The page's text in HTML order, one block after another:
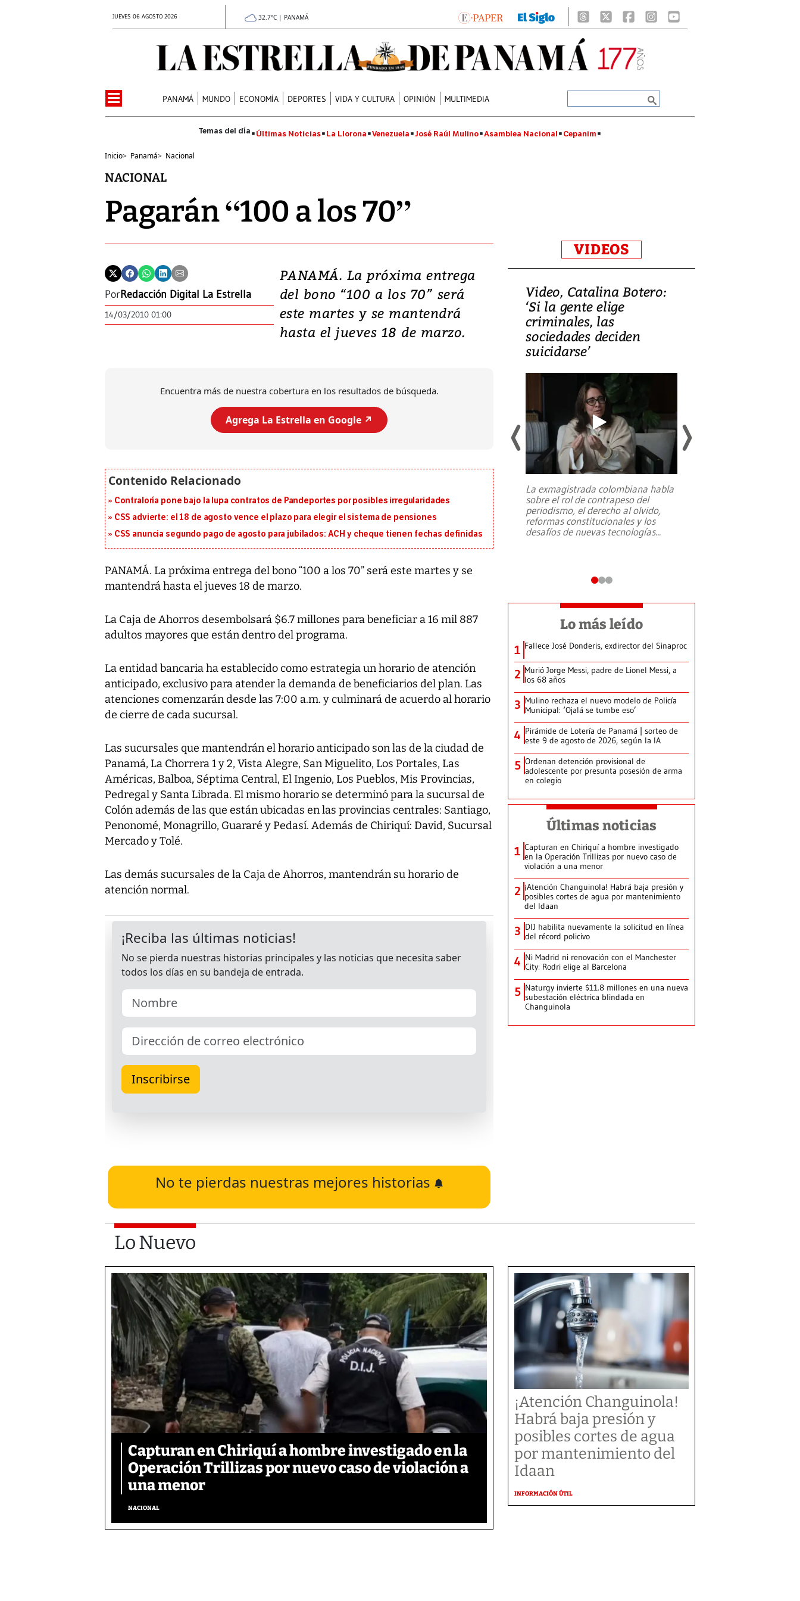
JUEVES 06 AGOSTO 2026 32.7°C | PANAMÁ
PANAMÁ MUNDO ECONOMÍA DEPORTES VIDA Y CULTURA OPINIÓN MULTIMEDIA
Últimas Noticias La Llorona Venezuela José Raúl Mulino Asamblea Nacional Cepanim
Inicio> Panamá> Nacional
NACIONAL
Pagarán “100 a los 70”
PorRedacción Digital La Estrella
14/03/2010 01:00
PANAMÁ. La próxima entrega
del bono “100 a los 70” será
este martes y se mantendrá
hasta el jueves 18 de marzo.
Encuentra más de nuestra cobertura en los resultados de búsqueda.
Agrega La Estrella en Google ↗️
Contraloría pone bajo la lupa contratos de Pandeportes por posibles irregularidades
CSS advierte: el 18 de agosto vence el plazo para elegir el sistema de pensiones
CSS anuncia segundo pago de agosto para jubilados: ACH y cheque tienen fechas definidas
PANAMÁ. La próxima entrega del bono “100 a los 70” será este martes y se
mantendrá hasta el jueves 18 de marzo.
La Caja de Ahorros desembolsará $6.7 millones para beneficiar a 16 mil 887
adultos mayores que están dentro del programa.
La entidad bancaria ha establecido como estrategia un horario de atención
anticipado, exclusivo para atender la demanda de beneficiarios del plan. Las
atenciones comenzarán desde las 7:00 a.m. y culminará de acuerdo al horario
de cierre de cada sucursal.
Las sucursales que mantendrán el horario anticipado son las de la ciudad de
Panamá, La Chorrera 1 y 2, Vista Alegre, San Miguelito, Los Portales, Las
Américas, Balboa, Séptima Central, El Ingenio, Los Pueblos, Mis Provincias,
Pedregal y Santa Librada. El mismo horario se determinó para la sucursal de
Colón además de las que están ubicadas en las provincias centrales: Santiago,
Penonomé, Monagrillo, Guararé y Pedasí. Además de Chiriquí: David, Sucursal
Mercado y Tolé.
Las demás sucursales de la Caja de Ahorros, mantendrán su horario de
atención normal.
No te pierdas nuestras mejores historias
VIDEOS
Video, Japón: Terremoto
deja heridos y graves
daños en Kumamoto
7,1 se registró este martes 28 de
emergencia de gran...
Video, Catalina Botero:
‘Si la gente elige
criminales, las
sociedades deciden
suicidarse’
La exmagistrada colombiana habla
sobre el rol de contrapeso del
periodismo, el derecho al olvido,
reformas constitucionales y los
desafíos de nuevas tecnologías...
Lo más leído
1 Fallece José Donderis, exdirector del Sinaproc
2 Murió Jorge Messi, padre de Lionel Messi, a
los 68 años
3 Mulino rechaza el nuevo modelo de Policía
Municipal: ‘Ojalá se tumbe eso’
4 Pirámide de Lotería de Panamá | sorteo de
este 9 de agosto de 2026, según la IA
5 Ordenan detención provisional de
adolescente por presunta posesión de arma
en colegio
Últimas noticias
1 Capturan en Chiriquí a hombre investigado
en la Operación Trillizas por nuevo caso de
violación a una menor
2 ¡Atención Changuinola! Habrá baja presión y
posibles cortes de agua por mantenimiento
del Idaan
3 DIJ habilita nuevamente la solicitud en línea
del récord policivo
4 Ni Madrid ni renovación con el Manchester
City: Rodri elige al Barcelona
5 Naturgy invierte $11.8 millones en una nueva
subestación eléctrica blindada en
Changuinola
Lo Nuevo
Capturan en Chiriquí a hombre investigado en la
Operación Trillizas por nuevo caso de violación a
una menor
NACIONAL
¡Atención Changuinola!
Habrá baja presión y
posibles cortes de agua
por mantenimiento del
Idaan
INFORMACIÓN ÚTIL